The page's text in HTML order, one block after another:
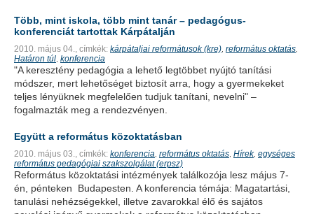
Több, mint iskola, több mint tanár – pedagógus-
konferenciát tartottak Kárpátalján
2010. május 04., címkék: kárpátaljai reformátusok (kre) református oktatás
Határon túl konferencia
"A keresztény pedagógia a lehető legtöbbet nyújtó tanítási
módszer, mert lehetőséget biztosít arra, hogy a gyermekeket
teljes lényüknek megfelelően tudjuk tanítani, nevelni" –
fogalmazták meg a rendezvényen.
Együtt a református közoktatásban
2010. május 03., címkék: konferencia református oktatás Hírek, egységes
református pedagógiai szakszolgálat (erpsz)
Református közoktatási intézmények találkozója lesz május 7-
én, pénteken Budapesten. A konferencia témája: Magatartási,
tanulási nehézségekkel, illetve zavarokkal élő és sajátos